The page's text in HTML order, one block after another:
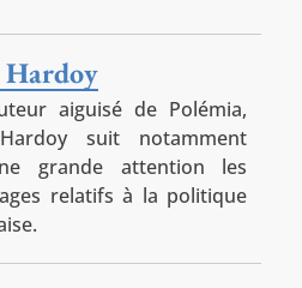
Hardoy
aiguisé de Polémia,
suit notamment
grande attention les
relatifs à la politique